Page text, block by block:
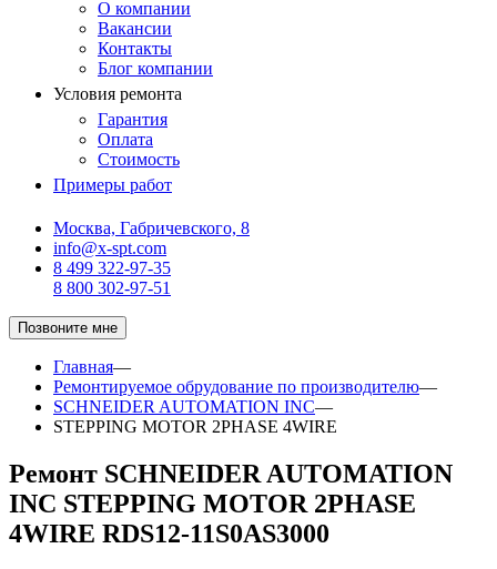
О компании
Вакансии
Контакты
Блог компании
Условия ремонта
Гарантия
Оплата
Стоимость
Примеры работ
Москва, Габричевского, 8
info@x-spt.com
8 499 322-97-35
8 800 302-97-51
Позвоните мне
Главная—
Ремонтируемое обрудование по производителю—
SCHNEIDER AUTOMATION INC—
STEPPING MOTOR 2PHASE 4WIRE
Ремонт SCHNEIDER AUTOMATION
INC STEPPING MOTOR 2PHASE
4WIRE RDS12-11S0AS3000